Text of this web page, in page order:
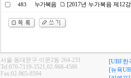
483 누가복음 [2017년 누가복음 제12
서울 동대문구 이문2동 264-231
Tel:070-7119-3521,02-968-4586
Fax:02-965-8594
[UBF한
[뉴욕